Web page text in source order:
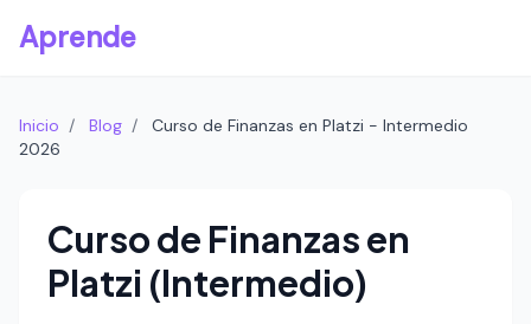
Aprende
Inicio / Blog /
Curso de Finanzas en Platzi - Intermedio
2026
Curso de Finanzas en
Platzi (Intermedio)